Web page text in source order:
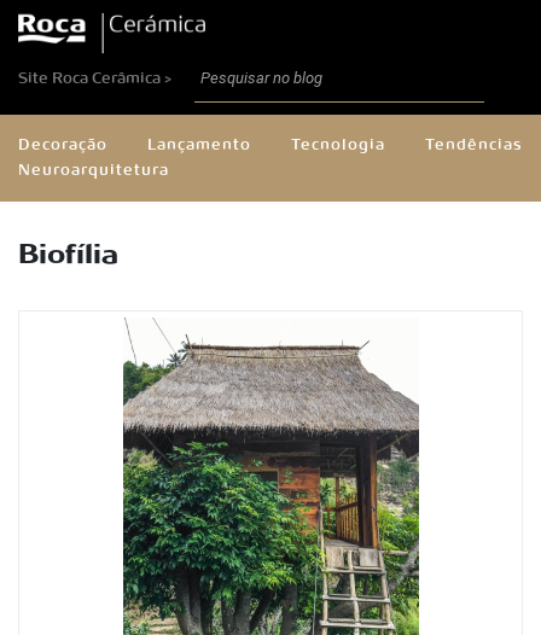
Site Roca Cerâmica >
Decoração Lançamento Tecnologia
Tendências
Neuroarquitetura
Biofília